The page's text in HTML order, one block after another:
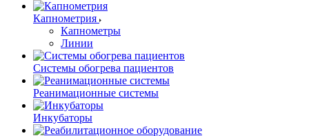
Капнометрия
Капнометры
Линии
Системы обогрева пациентов
Реанимационные системы
Инкубаторы